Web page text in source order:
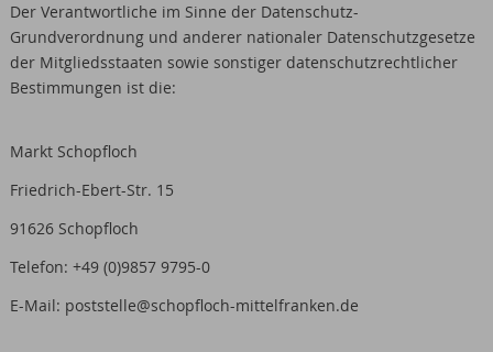
Der Verantwortliche im Sinne der Datenschutz-
Grundverordnung und anderer nationaler Datenschutzgesetze
der Mitgliedsstaaten sowie sonstiger datenschutzrechtlicher
Bestimmungen ist die:
Markt Schopfloch
Friedrich-Ebert-Str. 15
91626 Schopfloch
Telefon: +49 (0)9857 9795-0
E-Mail: poststelle@schopfloch-mittelfranken.de